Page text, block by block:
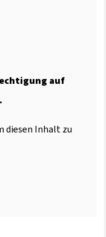
auf
diesen Inhalt zu